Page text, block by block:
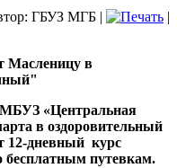
ГБУЗ МГБ |
|
Масленицу в
МБУЗ «Центральная
в оздоровительный
12-дневный курс
бесплатным путевкам.